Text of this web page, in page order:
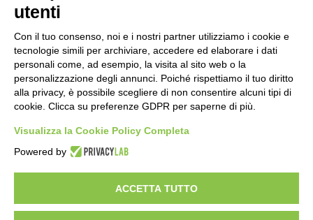
Milano Aiuta Estate, 1600 prestazioni di
assistenza attivate
24 ore fa
Il potenziale invisibile: come la
curiosità guida l’evoluzione umana
1 giorno fa
Milano tra tradizione e mutamento: il
battito sottile di una metropoli in
evoluzione
utenti
Con il tuo consenso, noi e i nostri partner utilizziamo i cookie e
tecnologie simili per archiviare, accedere ed elaborare i dati
personali come, ad esempio, la visita al sito web o la
personalizzazione degli annunci. Poiché rispettiamo il tuo diritto
alla privacy, è possibile scegliere di non consentire alcuni tipi di
cookie. Clicca su preferenze GDPR per saperne di più.
Visualizza la Cookie Policy Completa
Powered by
ACCETTA TUTTO